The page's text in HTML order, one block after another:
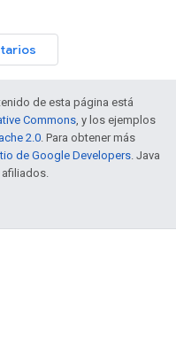
de esta página está
Commons , y los ejemplos
2.0 . Para obtener más
de Google Developers . Java